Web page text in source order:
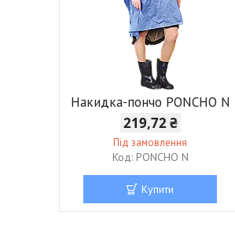
Накидка-пончо PONCHO N
219,72 ₴
Під замовлення
PONCHO N
Купити